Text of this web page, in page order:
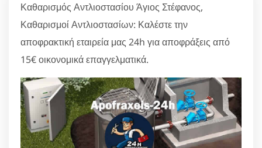
Καθαρισμός Αντλιοστασίου Άγιος Στέφανος,
Καθαρισμοί Αντλιοστασίων: Καλέστε την
αποφρακτική εταιρεία μας 24h για αποφράξεις από
15€ οικονομικά επαγγελματικά.